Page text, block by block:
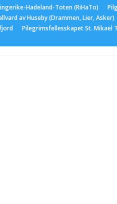
Hadeland-Toten (RiHaTo)
av Huseby (Drammen, Lier, Asker)
Pilegrimsfellesskapet St. Mikael
Bildegalleri